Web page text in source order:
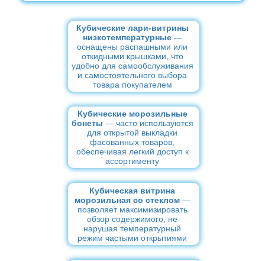
Кубические лари-витрины
низкотемпературные—
оснащены распашными или
откидными крышками, что
удобно для самообслуживания
и самостоятельного выбора
товара покупателем
Кубические морозильные
бонеты — часто используются
для открытой выкладки
фасованных товаров,
обеспечивая легкий доступ к
ассортименту
Кубическая витрина
морозильная со стеклом—
позволяет максимизировать
обзор содержимого, не
нарушая температурный
режим частыми открытиями